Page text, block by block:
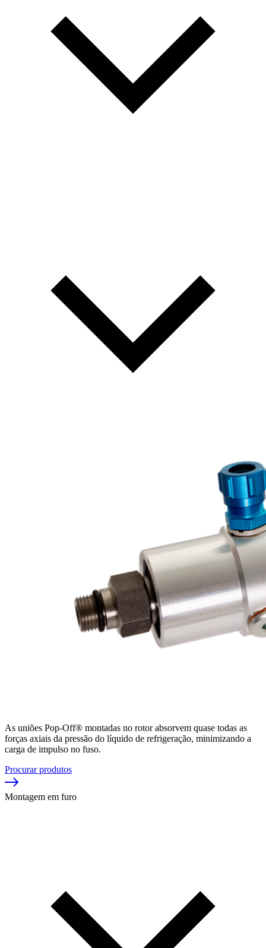
As uniões Pop-Off® montadas no rotor absorvem quase todas as
forças axiais da pressão do líquido de refrigeração, minimizando a
carga de impulso no fuso.
Procurar produtos
Montagem em furo